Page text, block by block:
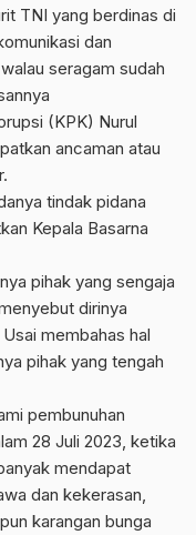
TNI yang berdinas di
dan
seragam sudah
(KPK) Nurul
ancaman atau
tindak pidana
Kepala Basarna
pihak yang sengaja
dirinya
membahas hal
pihak yang tengah
pembunuhan
28 Juli 2023, ketika
mendapat
dan kekerasan,
karangan bunga